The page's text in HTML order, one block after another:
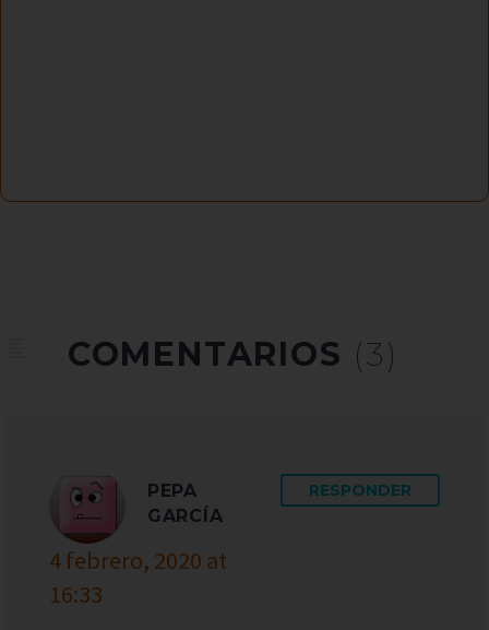
COMENTARIOS (3)
PEPA
GARCÍA
4 febrero, 2020 at
16:33
RESPONDER